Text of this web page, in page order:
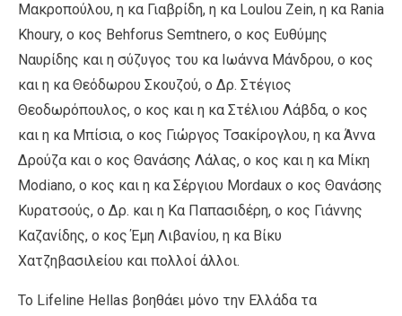
Μακροπούλου, η κα Γιαβρίδη, η κα Loulou Zein, η κα Rania
Khoury, ο κος Behforus Semtnero, ο κος Ευθύμης
Ναυρίδης και η σύζυγος του κα Ιωάννα Μάνδρου, ο κος
και η κα Θεόδωρου Σκουζού, ο Δρ. Στέγιος
Θεοδωρόπουλος, ο κος και η κα Στέλιου Λάβδα, ο κος
και η κα Μπίσια, ο κος Γιώργος Τσακίρογλου, η κα Άννα
Δρούζα και ο κος Θανάσης Λάλας, ο κος και η κα Μίκη
Modiano, ο κος και η κα Σέργιου Mordaux ο κος Θανάσης
Κυρατσούς, ο Δρ. και η Κα Παπασιδέρη, ο κος Γιάννης
Καζανίδης, ο κος Έμη Λιβανίου, η κα Βίκυ
Χατζηβασιλείου και πολλοί άλλοι.
Το Lifeline Hellas βοηθάει μόνο την Ελλάδα τα